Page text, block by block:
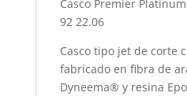
Casco Premier
92 22.06
Casco tipo jet de corte
fabricado en fibra de
Dyneema® y resina